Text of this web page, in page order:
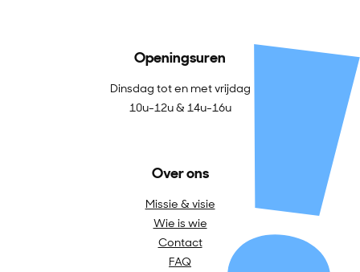
Openingsuren
Dinsdag tot en met vrijdag
10u-12u & 14u-16u
Over ons
Missie & visie
Wie is wie
Contact
FAQ